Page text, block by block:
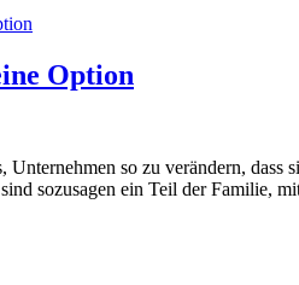
Option
Unternehmen so zu verändern,
sozusagen ein Teil der Familie,